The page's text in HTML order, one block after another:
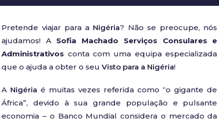
Pretende viajar para a Nigéria? Não se preocupe, nós
ajudamos! A Sofia Machado Serviços Consulares e
Administrativos conta com uma equipa especializada
que o ajuda a obter o seuVisto para a Nigéria!
A Nigéria é muitas vezes referida como “o gigante de
África”, devido à sua grande população e pulsante
economia – o Banco Mundial considera o mercado da